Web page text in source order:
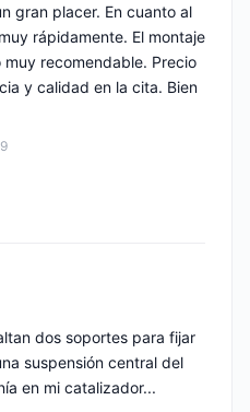
gran placer. En cuanto al
rápidamente. El montaje
recomendable. Precio
y calidad en la cita. Bien
dos soportes para fijar
suspensión central del
en mi catalizador...